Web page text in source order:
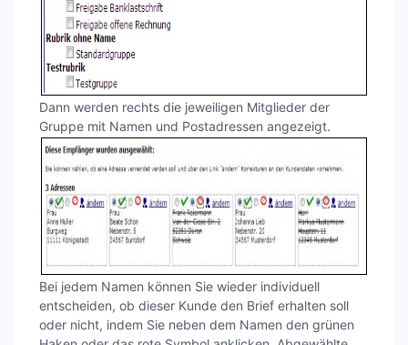
Dann werden rechts die jeweiligen Mitglieder der
Gruppe mit Namen und Postadressen angezeigt.
Bei jedem Namen können Sie wieder individuell
entscheiden, ob dieser Kunde den Brief erhalten soll
oder nicht, indem Sie neben dem Namen den grünen